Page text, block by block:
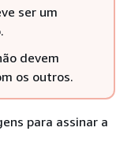
ser um
devem
os outros.
para assinar a